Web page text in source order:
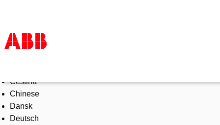
Products & Solutions
Industries
Services
About us
Čeština
Chinese
Dansk
Deutsch